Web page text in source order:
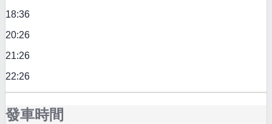
18:36
20:26
21:26
22:26
發車時間